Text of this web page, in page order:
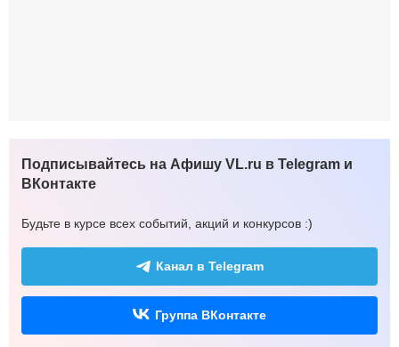
Подписывайтесь на Афишу VL.ru в Telegram и
ВКонтакте
Будьте в курсе всех событий, акций и конкурсов :)
Канал в Telegram
Группа ВКонтакте